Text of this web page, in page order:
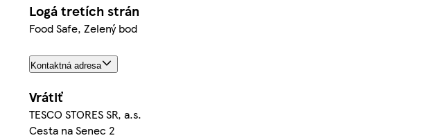
Logá tretích strán
Food Safe, Zelený bod
Kontaktná adresa
Vrátiť
TESCO STORES SR, a.s.
Cesta na Senec 2